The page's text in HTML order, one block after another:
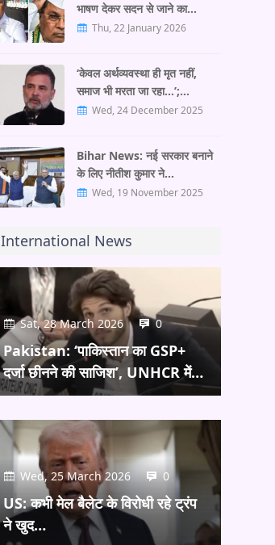
भाषण देकर सदन से जाने का…
Thu, 22 January 2026
‘केवल अर्थव्यवस्था ही मृत नहीं,
समाज भी मरता जा रहा…’;…
Wed, 24 December 2025
Bihar News: नई सरकार बनाने
के लिए नीतीश कुमार ने…
Wed, 19 November 2025
International News
Sat, 28 March 2026 0
Pakistan: ‘पाकिस्तान का GSP+
दर्जा छीनने की साजिश’, UNHCR में…
Wed, 25 March 2026 0
US: कभी मेल बैलेट के विरोधी रहे ट्रंप
ने खुद…